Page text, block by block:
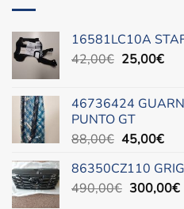
16581LC10A
42,00€ Il
era:
42,00€.
25,00€Il
è:
46736424
PUNTO GT
88,00€ Il
originale
era:
45,00€Il
è:
86350CZ110
490,00€ Il
300,00€Il